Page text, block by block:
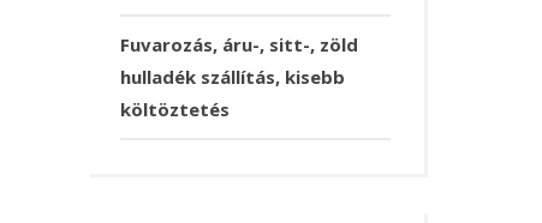
Fuvarozás, áru-, sitt-, zöld
hulladék szállítás, kisebb
költöztetés